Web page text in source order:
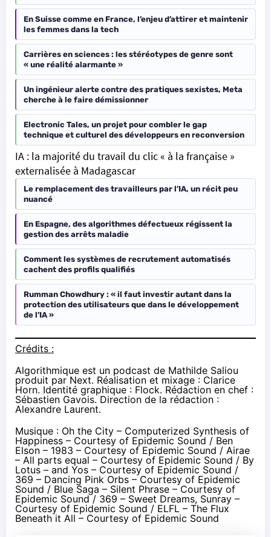
En Suisse comme en France, l’enjeu d’attirer et maintenir
les femmes dans la tech
Carrières en sciences : les stéréotypes de genre sont
« une réalité alarmante »
Un ingénieur alerte contre des pratiques sexistes, Meta
cherche à le faire démissionner
Electronic Tales, un projet pour combler le gap
technique et culturel des développeurs en reconversion
IA : la majorité du travail du clic « à la française »
externalisée à Madagascar
Le remplacement des travailleurs par l’IA, un récit peu
nuancé
En Espagne, des algorithmes défectueux régissent la
gestion des arrêts maladie
Comment les systèmes de recrutement automatisés
cachent des profils qualifiés
Rumman Chowdhury : « il faut investir autant dans la
protection des utilisateurs que dans le développement
de l’IA »
Crédits :
Algorithmique est un podcast de Mathilde Saliou
produit par Next. Réalisation et mixage : Clarice
Horn. Identité graphique : Flock. Rédaction en chef :
Sébastien Gavois. Direction de la rédaction :
Alexandre Laurent.
Musique : Oh the City – Computerized Synthesis of
Happiness – Courtesy of Epidemic Sound / Ben
Elson – 1983 – Courtesy of Epidemic Sound / Airae
– All parts equal – Courtesy of Epidemic Sound / By
Lotus – and Yos – Courtesy of Epidemic Sound /
369 – Dancing Pink Orbs – Courtesy of Epidemic
Sound / Blue Saga – Silent Phrase – Courtesy of
Epidemic Sound / 369 – Sweet Dreams, Sunray –
Courtesy of Epidemic Sound / ELFL – The Flux
Beneath it All – Courtesy of Epidemic Sound